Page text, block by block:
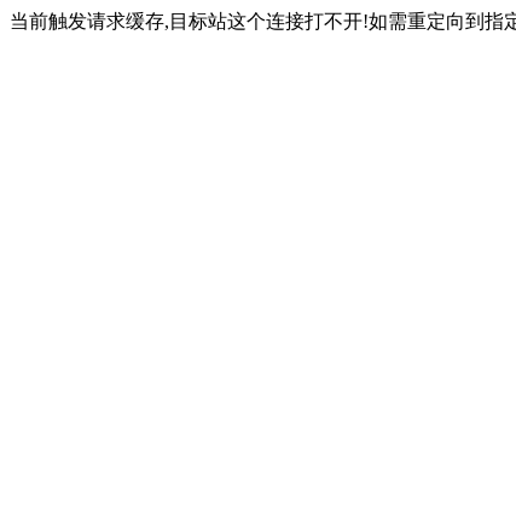
当前触发请求缓存,目标站这个连接打不开!如需重定向到指